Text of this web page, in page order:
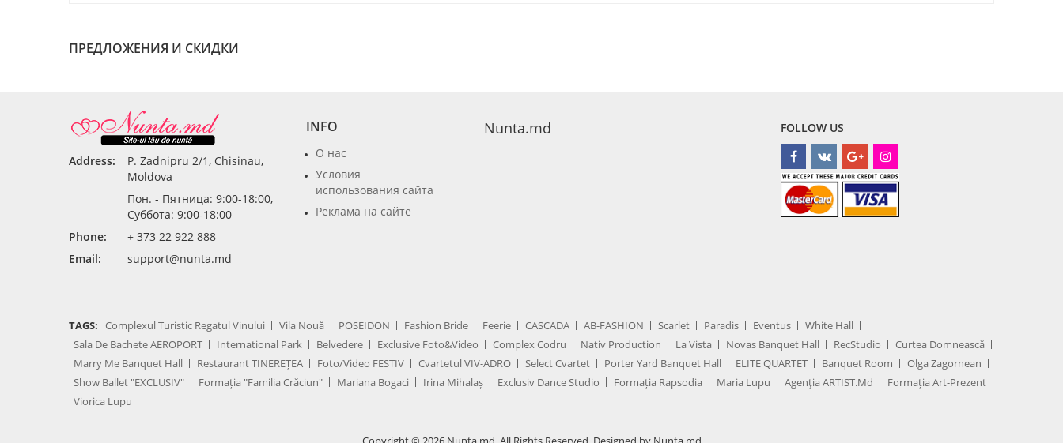
ПРЕДЛОЖЕНИЯ И СКИДКИ
Address:
P. Zadnipru 2/1, Chisinau,
Moldova
Пон. - Пятница: 9:00-18:00,
Суббота: 9:00-18:00
Phone:
+ 373 22 922 888
Email:
support@nunta.md
INFO
О нас
Условия
использования сайта
Реклама на сайте
Nunta.md FOLLOW US
TAGS: Complexul Turistic Regatul Vinului Vila Nouă POSEIDON Fashion Bride Feerie CASCADA AB-FASHION Scarlet Paradis Eventus
White Hall
Sala De Bachete AEROPORT
International Park Belvedere Exclusive Foto&Video Complex Codru Nativ Production La Vista Novas Banquet Hall RecStudio
Curtea Domnească
Marry Me Banquet Hall
Restaurant TINEREȚEA Foto/Video FESTIV Cvartetul VIV-ADRO Select Cvartet Porter Yard Banquet Hall ELITE QUARTET Banquet Room
Olga Zagornean
Show Ballet "EXCLUSIV"
Formația "Familia Crăciun" Mariana Bogaci Irina Mihalaș Exclusiv Dance Studio Formația Rapsodia Maria Lupu Agenţia ARTIST.md
Formația Art-Prezent
Viorica Lupu